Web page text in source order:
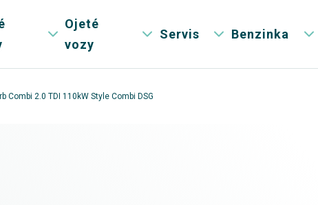
Ojeté
vozy
Servis Benzinka
Combi 2.0 TDI 110kW Style Combi DSG